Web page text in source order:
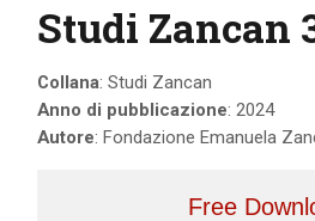
Studi Zancan
Collana: Studi Zancan
Anno di pubblicazione: 2024
Autore: Fondazione Emanuela
Free